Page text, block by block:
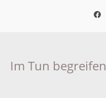
Im Tun begreifen